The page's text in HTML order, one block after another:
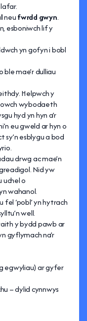
neufwrdd gwyn.
esboniwch lif y
yn gofyn i bobl
ble mae’r dulliau
Helpwch y
wybodaeth
hyd yn hyn a’r
eu gweld ar hyn o
sy’n esblygu a bod
drwg ac mae’n
Nid yw
o
wahanol.
‘pobl’ yn hytrach
well.
y bydd pawb ar
gyflymach na’r
egwyliau) ar gyfer
– dylid cynnwys